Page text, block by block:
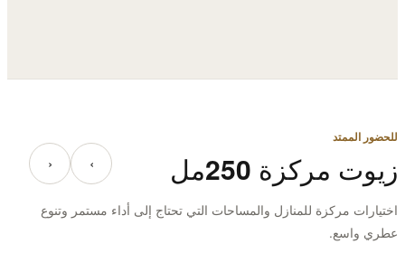
للحضور الممتد
زيوت مركزة 250مل
اختيارات مركزة للمنازل والمساحات التي تحتاج إلى أداء مستمر وتنوع
عطري واسع.
›
‹